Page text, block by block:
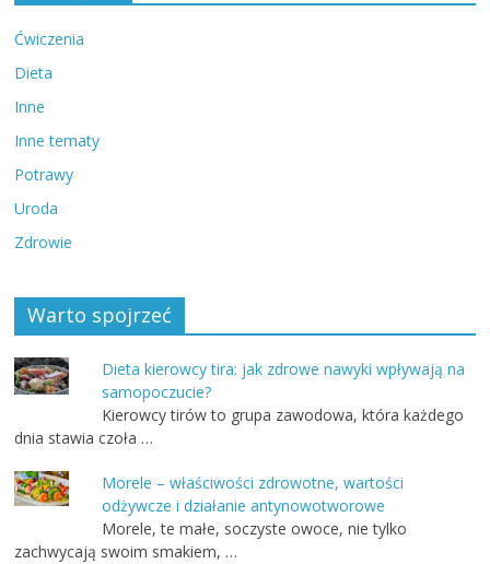
Ćwiczenia
Dieta
Inne
Inne tematy
Potrawy
Uroda
Zdrowie
Warto spojrzeć
Dieta kierowcy tira: jak zdrowe nawyki wpływają na
samopoczucie?
Kierowcy tirów to grupa zawodowa, która każdego
dnia stawia czoła …
Morele – właściwości zdrowotne, wartości
odżywcze i działanie antynowotworowe
Morele, te małe, soczyste owoce, nie tylko
zachwycają swoim smakiem, …